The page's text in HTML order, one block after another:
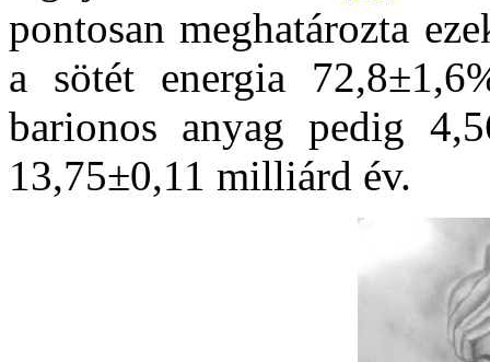
pontosan meghatározta
a sötét energia
barionos anyag pedig
13,75±0,11 milliárd év.